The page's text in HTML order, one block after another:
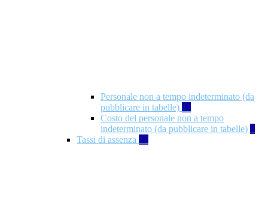
Personale non a tempo indeterminato (da
pubblicare in tabelle) 11
Costo del personale non a tempo
indeterminato (da pubblicare in tabelle) 8
Tassi di assenza 12